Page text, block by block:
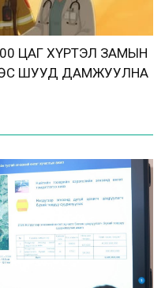
ЦАГ ХҮРТЭЛ ЗАМЫН
ШУУД ДАМЖУУЛНА